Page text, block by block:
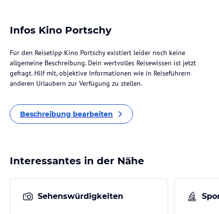
Infos Kino Portschy
Für den Reisetipp Kino Portschy existiert leider noch keine
allgemeine Beschreibung. Dein wertvolles Reisewissen ist jetzt
gefragt. Hilf mit, objektive Informationen wie in Reiseführern
anderen Urlaubern zur Verfügung zu stellen.
Beschreibung bearbeiten
Interessantes in der Nähe
Sehenswürdigkeiten